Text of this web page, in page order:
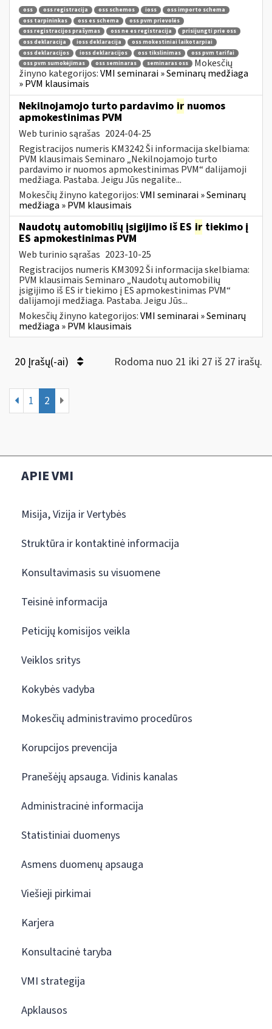
oss oss registracija oss schemos ioss
oss importo schema
oss tarpininkas
oss es schema
oss pvm prievolės
oss registracijos prašymas
oss ne es registracija
prisijungti prie oss
oss deklaracija
ioss deklaracija
oss mokestiniai laikotarpiai
oss deklaracijos
ioss deklaracijos oss tikslinimas
oss pvm tarifai
oss pvm sumokėjimas
oss seminaras seminaras oss
Mokesčių
žinyno kategorijos:VMI seminarai » Seminarų medžiaga
» PVM klausimais
Nekilnojamojo turto pardavimo ir nuomos
apmokestinimas PVM
Web turinio sąrašas 2024-04-25
Registracijos numeris KM3242 Ši informacija skelbiama:
PVM klausimais Seminaro „Nekilnojamojo turto
pardavimo ir nuomos apmokestinimas PVM“ dalijamoji
medžiaga. Pastaba. Jeigu Jūs negalite...
Mokesčių žinyno kategorijos:VMI seminarai » Seminarų
medžiaga » PVM klausimais
Naudotų automobilių įsigijimo iš ES ir tiekimo į
ES apmokestinimas PVM
Web turinio sąrašas 2023-10-25
Registracijos numeris KM3092 Ši informacija skelbiama:
PVM klausimais Seminaro „Naudotų automobilių
įsigijimo iš ES ir tiekimo į ES apmokestinimas PVM“
dalijamoji medžiaga. Pastaba. Jeigu Jūs...
Mokesčių žinyno kategorijos:VMI seminarai » Seminarų
medžiaga » PVM klausimais
20 Įrašų(-ai) Rodoma nuo 21 iki 27 iš 27 irašų.
1 2
APIE VMI
Misija, Vizija ir Vertybės
Struktūra ir kontaktinė informacija
Konsultavimasis su visuomene
Teisinė informacija
Peticijų komisijos veikla
Veiklos sritys
Kokybės vadyba
Mokesčių administravimo procedūros
Korupcijos prevencija
Pranešėjų apsauga. Vidinis kanalas
Administracinė informacija
Statistiniai duomenys
Asmens duomenų apsauga
Viešieji pirkimai
Karjera
Konsultacinė taryba
VMI strategija
Apklausos